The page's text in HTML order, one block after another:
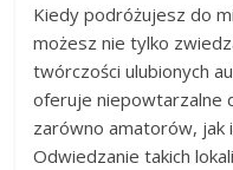
Kiedy podróżujesz do
możesz nie tylko
twórczości ulubionych
oferuje niepowtarzalne
zarówno amatorów, jak
Odwiedzanie takich